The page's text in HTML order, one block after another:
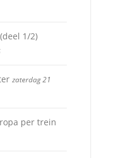
1/2)
zaterdag 21
per trein